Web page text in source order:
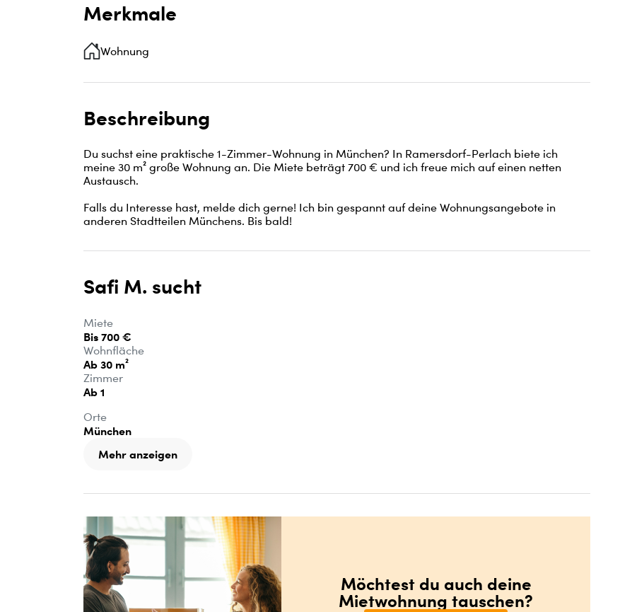
Merkmale
Wohnung
Beschreibung
Du suchst eine praktische 1-Zimmer-Wohnung in München? In Ramersdorf-Perlach biete ich
meine 30 m² große Wohnung an. Die Miete beträgt 700 € und ich freue mich auf einen netten
Austausch.
Falls du Interesse hast, melde dich gerne! Ich bin gespannt auf deine Wohnungsangebote in
anderen Stadtteilen Münchens. Bis bald!
Safi M. sucht
Miete
Bis 700 €
Wohnfläche
Ab 30 m²
Zimmer
Ab 1
Orte
München
Mehr anzeigen
Möchtest du auch deine
Mietwohnung tauschen?